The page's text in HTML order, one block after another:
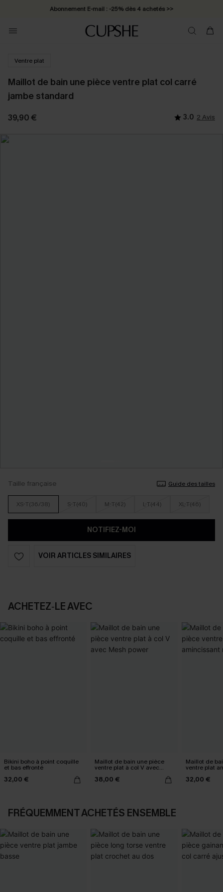
Abonnement E-mail : -25% dès 4 achetés >>
Ventre plat
Maillot de bain une pièce ventre plat col carré
jambe standard
39,90 € 3.0 2 Avis
Taille française Guide des tailles
XS-T(36/38) S-T(40) M-T(42) L-T(44) XL-T(46)
NOTIFIEZ-MOI
VOIR ARTICLES SIMILAIRES
ACHETEZ‑LE AVEC
Bikini boho à point coquille
et bas effronté
32,00 €
Maillot de bain une pièce
ventre plat à col V avec
Mesh power
38,00 €
Maillot de
ventre plat
32,00 €
FRÉQUEMMENT ACHETÉS ENSEMBLE